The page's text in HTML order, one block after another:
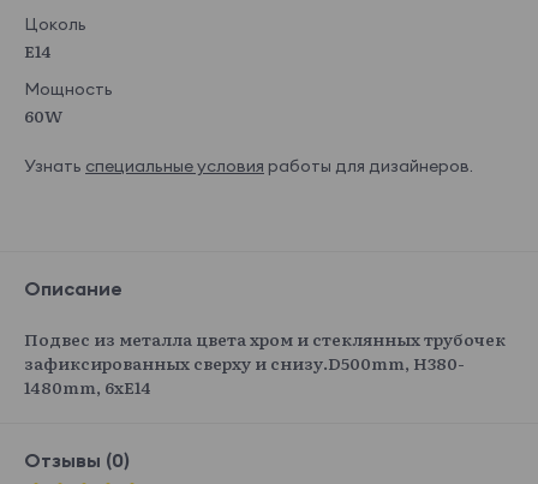
Цоколь
E14
Мощность
60W
Узнать специальные условия работы для дизайнеров.
Описание
Подвес из металла цвета хром и стеклянных трубочек
зафиксированных сверху и снизу.D500mm, H380-
1480mm, 6хЕ14
Отзывы (0)